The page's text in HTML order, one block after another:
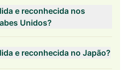
e reconhecida nos
Unidos?
e reconhecida no Japão?